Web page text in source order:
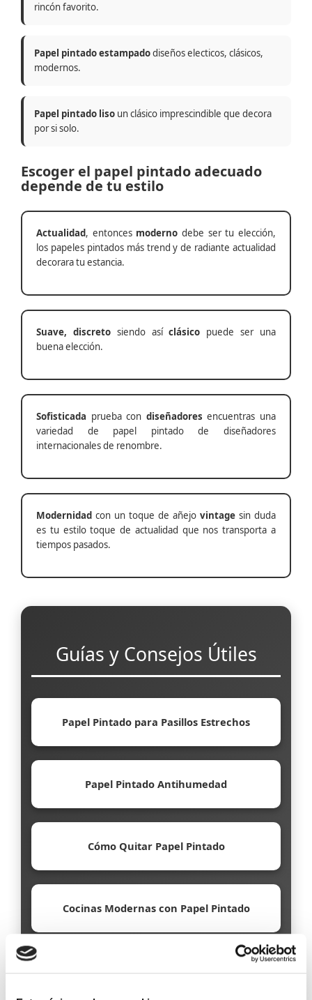
rincón favorito.
Papel pintado estampadodiseños electicos, clásicos,
modernos.
Papel pintado liso un clásico imprescindible que decora
por si solo.
Escoger el papel pintado adecuado
depende de tu estilo
Actualidad, entonces moderno debe ser tu elección,
los papeles pintados más trend y de radiante actualidad
decorara tu estancia.
Suave, discretosiendo asíclásico puede ser una
buena elección.
Sofisticada prueba con diseñadores encuentras una
variedad de papel pintado de diseñadores
internacionales de renombre.
Modernidad con un toque de añejo vintage sin duda
es tu estilo toque de actualidad que nos transporta a
tiempos pasados.
Guías y Consejos Útiles
Papel Pintado para Pasillos Estrechos
Papel Pintado Antihumedad
Cómo Quitar Papel Pintado
Cocinas Modernas con Papel Pintado
Papel Pintado Ecológico